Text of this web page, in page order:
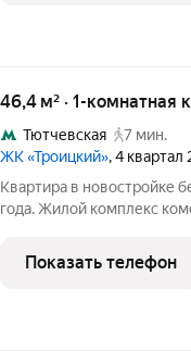
46,4 м² · 1-комнатная
Тютчевская
7 мин.
ЖК «Троицкий», 4 квартал
Квартира в новостройке
года. Жилой комплекс
уже работает:
гипермаркет,
Показать телефон